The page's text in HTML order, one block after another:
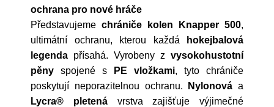
ochrana pro nové hráče
Představujeme chrániče kolen Knapper 500,
ultimátní ochranu, kterou každá
hokejbalová
legenda přísahá. Vyrobeny z vysokohustotní
pěny spojené s PE vložkami, tyto chrániče
poskytují neporazitelnou ochranu.
Nylonová a
Lycra® pletenávrstva zajišťuje výjimečné